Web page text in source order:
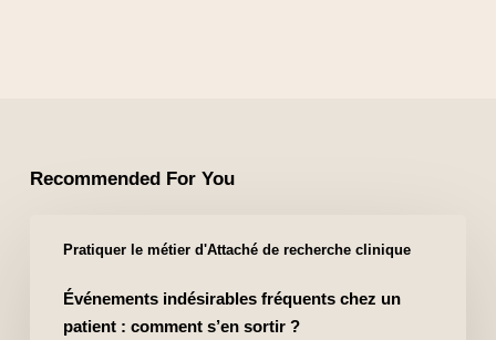
Recommended For You
Pratiquer le métier d'Attaché de recherche clinique
Événements indésirables fréquents chez un
patient : comment s’en sortir ?